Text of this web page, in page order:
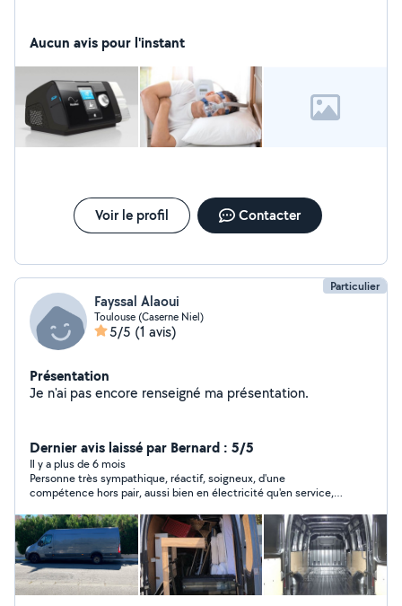
Aucun avis pour l'instant
Voir le profil Contacter
Particulier
Fayssal Alaoui
Toulouse (Caserne Niel)
5/5 (1 avis)
Présentation
Je n'ai pas encore renseigné ma présentation.
Dernier avis laissé par Bernard : 5/5
Il y a plus de 6 mois
Personne très sympathique, réactif, soigneux, d'une
compétence hors pair, aussi bien en électricité qu'en service,
prestation est largement à la hauteur du travail rendu avec la
tranquillité d'esprit. B. Tardieu